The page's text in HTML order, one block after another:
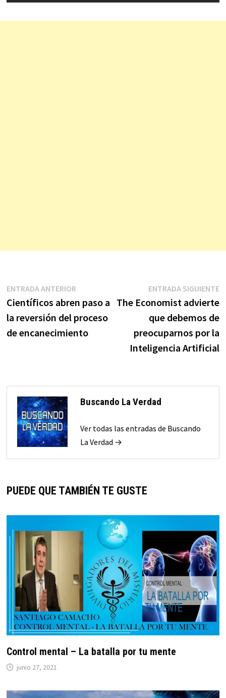
Navegación
de
entradas
ENTRADA ANTERIOREntrada
anterior:
Científicos abren paso a
la reversión del proceso
de encanecimiento
ENTRADA SIGUIENTE
The Economist advierte
que debemos de
preocuparnos por la
Inteligencia Artificial
Buscando La Verdad
Ver todas las entradas de Buscando
La Verdad →
PUEDE QUE TAMBIÉN TE GUSTE
Control mental – La batalla por tu mente
junio 27, 2021